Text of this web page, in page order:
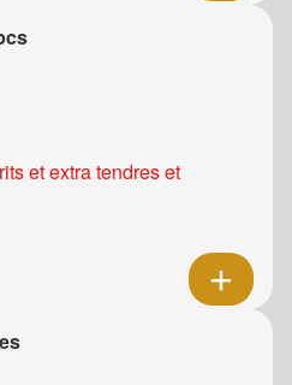
et extra tendres et